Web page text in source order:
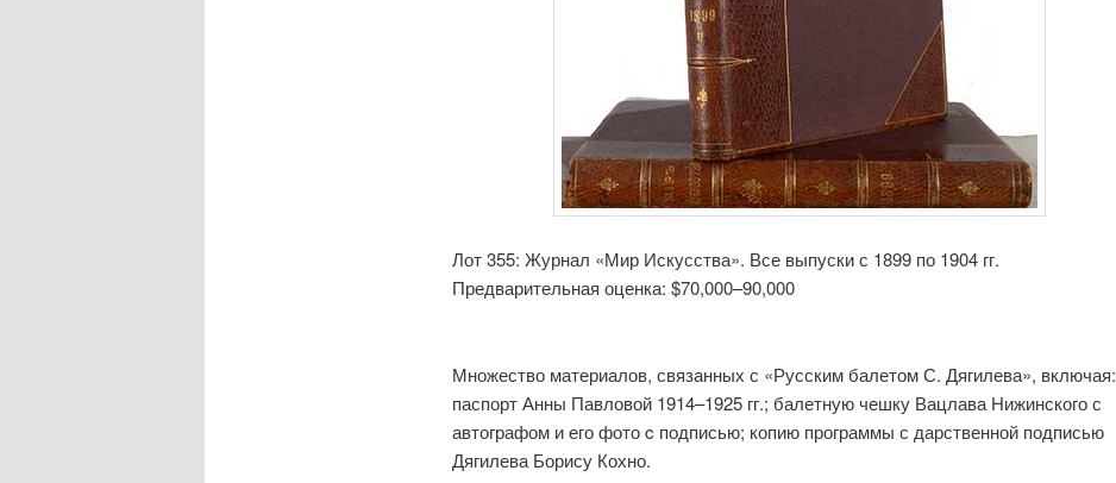
Лот 355: Журнал «Мир Искусства». Все выпуски с 1899 по 1904 гг.
Предварительная оценка: $70,000–90,000
Множество материалов, связанных с «Русским балетом С. Дягилева», включая:
паспорт Анны Павловой 1914–1925 гг.; балетную чешку Вацлава Нижинского с
автографом и его фото c подписью; копию программы с дарственной подписью
Дягилева Борису Кохно.